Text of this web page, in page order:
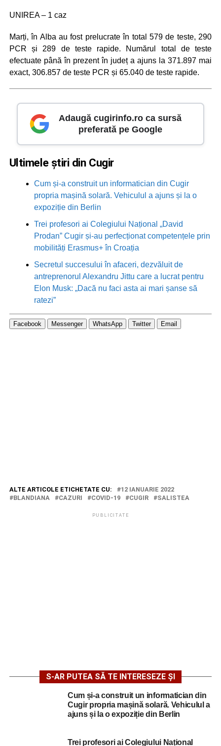
UNIREA – 1 caz
Marți, în Alba au fost prelucrate în total 579 de teste, 290
PCR și 289 de teste rapide. Numărul total de teste
efectuate până în prezent în județ a ajuns la 371.897 mai
exact, 306.857 de teste PCR și 65.040 de teste rapide.
Adaugă cugirinfo.ro ca sursă
preferată pe Google
Ultimele știri din Cugir
Cum și-a construit un informatician din Cugir
propria mașină solară. Vehiculul a ajuns și la o
expoziție din Berlin
Trei profesori ai Colegiului Național „David
Prodan” Cugir și-au perfecționat competențele prin
mobilități Erasmus+ în Croația
Secretul succesului în afaceri, dezvăluit de
antreprenorul Alexandru Jittu care a lucrat pentru
Elon Musk: „Dacă nu faci asta ai mari șanse să
ratezi”
Facebook Messenger WhatsApp Twitter Email
ALTE ARTICOLE ETICHETATE CU:
12 IANUARIE 2022
BLANDIANA
CAZURI COVID-19 CUGIR SALISTEA
PUBLICITATE
S-AR PUTEA SĂ TE INTERESEZE ȘI
Cum și-a construit un informatician din
Cugir propria mașină solară. Vehiculul a
ajuns și la o expoziție din Berlin
Trei profesori ai Colegiului Național